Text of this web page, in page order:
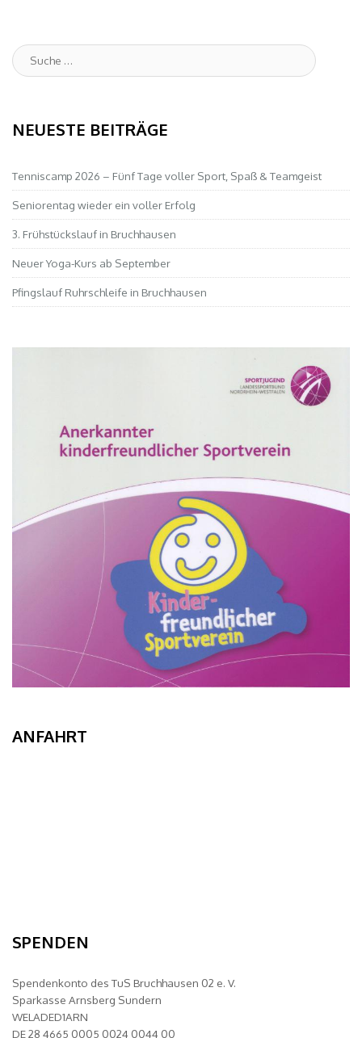
Suche
:
NEUESTE BEITRÄGE
Tenniscamp 2026 – Fünf Tage voller Sport, Spaß & Teamgeist
Seniorentag wieder ein voller Erfolg
3. Frühstückslauf in Bruchhausen
Neuer Yoga-Kurs ab September
Pfingslauf Ruhrschleife in Bruchhausen
ANFAHRT
SPENDEN
Spendenkonto des TuS Bruchhausen 02 e. V.
Sparkasse Arnsberg Sundern
WELADED1ARN
DE 28 4665 0005 0024 0044 00